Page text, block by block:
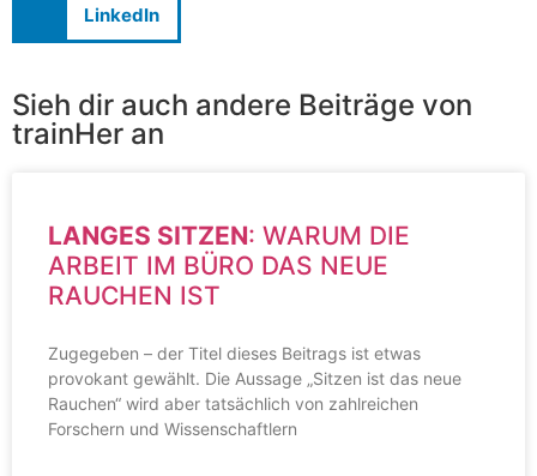
LinkedIn
Sieh dir auch andere Beiträge von
trainHer an
LANGES SITZEN: WARUM DIE
ARBEIT IM BÜRO DAS NEUE
RAUCHEN IST
Zugegeben – der Titel dieses Beitrags ist etwas
provokant gewählt. Die Aussage „Sitzen ist das neue
Rauchen“ wird aber tatsächlich von zahlreichen
Forschern und Wissenschaftlern